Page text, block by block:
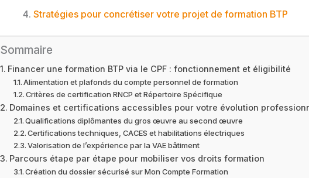
Stratégies pour concrétiser votre projet de formation BTP
Sommaire
Financer une formation BTP via le CPF : fonctionnement et éligibilité
Alimentation et plafonds du compte personnel de formation
Critères de certification RNCP et Répertoire Spécifique
Domaines et certifications accessibles pour votre évolution
Qualifications diplômantes du gros œuvre au second œuvre
Certifications techniques, CACES et habilitations électriques
Valorisation de l’expérience par la VAE bâtiment
Parcours étape par étape pour mobiliser vos droits formation
Création du dossier sécurisé sur Mon Compte Formation